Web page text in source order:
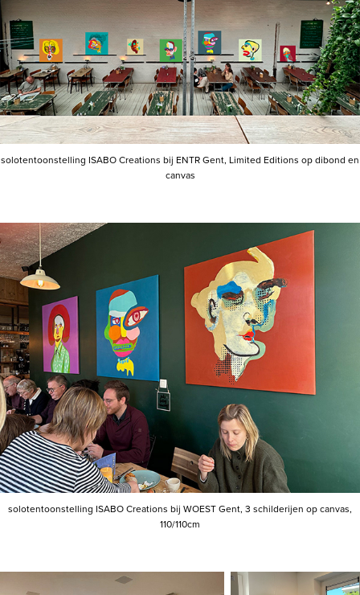
solotentoonstelling ISABO Creations bij ENTR Gent, Limited Editions op dibond en
canvas
solotentoonstelling ISABO Creations bij WOEST Gent, 3 schilderijen op canvas,
110/110cm